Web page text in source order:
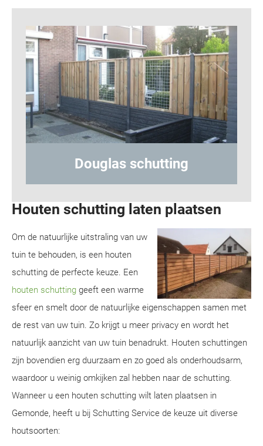
Hout-betonschutting
Houten schutting laten plaatsen
Om de natuurlijke uitstraling van uw
tuin te behouden, is een houten
schutting de perfecte keuze. Een
houten schutting geeft een warme
sfeer en smelt door de natuurlijke eigenschappen samen met
de rest van uw tuin. Zo krijgt u meer privacy en wordt het
natuurlijk aanzicht van uw tuin benadrukt. Houten schuttingen
zijn bovendien erg duurzaam en zo goed als onderhoudsarm,
waardoor u weinig omkijken zal hebben naar de schutting.
Wanneer u een houten schutting wilt laten plaatsen in
Gemonde, heeft u bij Schutting Service de keuze uit diverse
houtsoorten: